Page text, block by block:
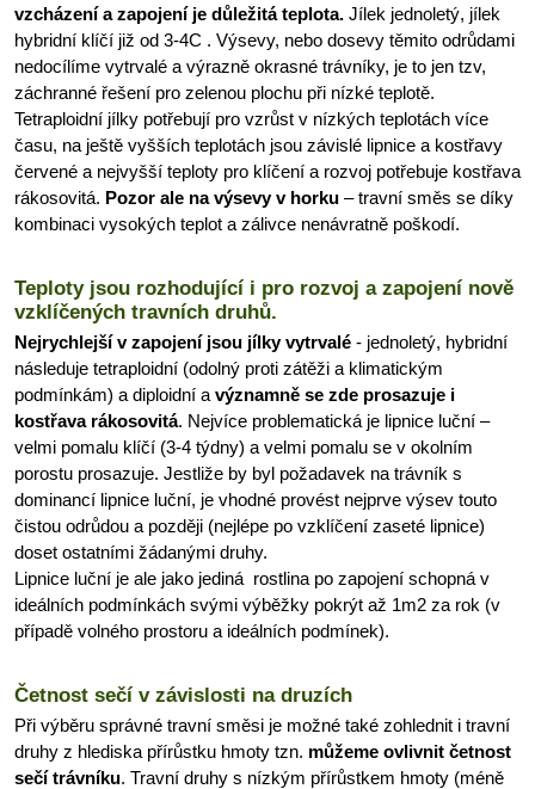
vzcházení a zapojení je důležitá teplota. Jílek jednoletý, jílek
hybridní klíčí již od 3-4C . Výsevy, nebo dosevy těmito odrůdami
nedocílíme vytrvalé a výrazně okrasné trávníky, je to jen tzv,
záchranné řešení pro zelenou plochu při nízké teplotě.
Tetraploidní jílky potřebují pro vzrůst v nízkých teplotách více
času, na ještě vyšších teplotách jsou závislé lipnice a kostřavy
červené a nejvyšší teploty pro klíčení a rozvoj potřebuje kostřava
rákosovitá. Pozor ale na výsevy v horku – travní směs se díky
kombinaci vysokých teplot a zálivce nenávratně poškodí.
Teploty jsou rozhodující i pro rozvoj a zapojení nově
vzklíčených travních druhů.
Nejrychlejší v zapojení jsou jílky vytrvalé - jednoletý, hybridní
následuje tetraploidní (odolný proti zátěži a klimatickým
podmínkám) a diploidní avýznamně se zde prosazuje i
kostřava rákosovitá. Nejvíce problematická je lipnice luční –
velmi pomalu klíčí (3-4 týdny) a velmi pomalu se v okolním
porostu prosazuje. Jestliže by byl požadavek na trávník s
dominancí lipnice luční, je vhodné provést nejprve výsev touto
čistou odrůdou a později (nejlépe po vzklíčení zaseté lipnice)
doset ostatními žádanými druhy.
Lipnice luční je ale jako jediná rostlina po zapojení schopná v
ideálních podmínkách svými výběžky pokrýt až 1m2 za rok (v
případě volného prostoru a ideálních podmínek).
Četnost sečí v závislosti na druzích
Při výběru správné travní směsi je možné také zohlednit i travní
druhy z hlediska přírůstku hmoty tzn. můžeme ovlivnit četnost
sečí trávníku. Travní druhy s nízkým přírůstkem hmoty (méně